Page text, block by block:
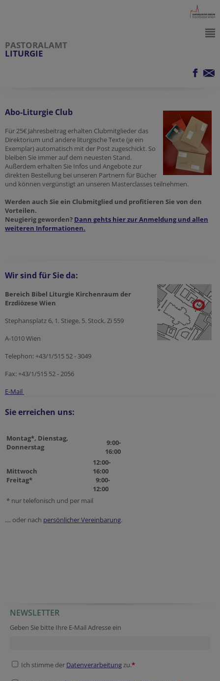
PASTORALAMT
LITURGIE
Abo-Liturgie Club
Für 25€ Jahresbeitrag erhalten Clubmitglieder das
Direktorium und andere liturgische Texte (je ein
Exemplar) automatisch mit der Post zugeschickt. So
bleiben Sie immer auf dem neuesten Stand.
Außerdem erhalten Sie Infos und Angebote zur
direkten Bestellung bei unseren Partnern für Bücher
und können vergünstigt an unseren Masterclasses teilnehmen.
Werden auch Sie ein Clubmitglied und profitieren Sie von den
Vorteilen.
Neugierig geworden? Dann gehts hier zur Anmeldung und allen
weiteren Informationen.
Wir sind für Sie da:
Bereich Bibel Liturgie Kirchenraum der
Erzdiözese Wien
Stephansplatz 6, 1. Stiege, 5. Stock, Zi 559
A-1010 Wien
Telephon: +43/1/515 52 - 3049
Fax: +43/1/515 52 - 2056
E-Mail
Sie erreichen uns:
Montag*, Dienstag,
Donnerstag
9:00-
16:00
Mittwoch
Freitag*
12:00-
16:00
9:00-
12:00
* nur telefonisch und per mail
.... oder nach persönlicher Vereinbarung.
NEWSLETTER
Geben Sie bitte Ihre E-Mail Adresse ein
Ich stimme der Datenverarbeitungzu.*